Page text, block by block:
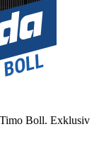
Boll. Exklusiv